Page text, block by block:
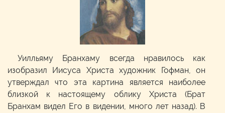
Уилльяму Бранхаму всегда нравилось как
изобразил Иисуса Христа художник Гофман, он
утверждал что эта картина является наиболее
близкой к настоящему облику Христа (Брат
Бранхам видел Его в видении, много лет назад). В